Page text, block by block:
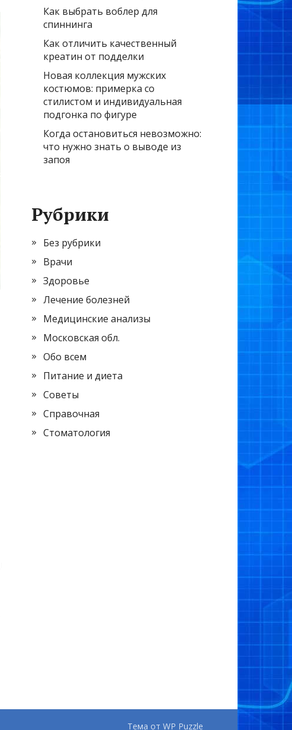
Как выбрать воблер для
спиннинга
Как отличить качественный
креатин от подделки
Новая коллекция мужских
костюмов: примерка со
стилистом и индивидуальная
подгонка по фигуре
Когда остановиться невозможно:
что нужно знать о выводе из
запоя
Рубрики
Без рубрики
Врачи
Здоровье
Лечение болезней
Медицинские анализы
Московская обл.
Обо всем
Питание и диета
Советы
Справочная
Стоматология
Тема от WP Puzzle